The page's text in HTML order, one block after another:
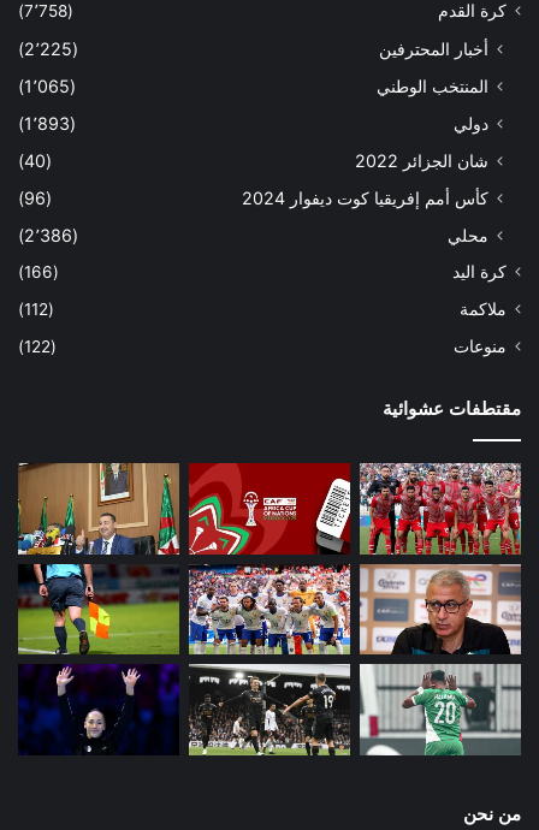
كرة القدم
(7٬758)
أخبار المحترفين
(2٬225)
المنتخب الوطني
(1٬065)
دولي
(1٬893)
شان الجزائر 2022
(40)
كأس أمم إفريقيا كوت ديفوار 2024
(96)
محلي
(2٬386)
كرة اليد
(166)
ملاكمة
(112)
منوعات
(122)
مقتطفات عشوائية
من نحن